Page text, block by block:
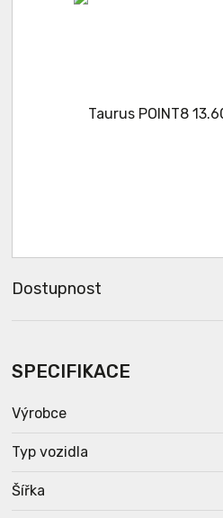
Dostupnost
SPECIFIKACE
Výrobce
Typ vozidla
Šířka